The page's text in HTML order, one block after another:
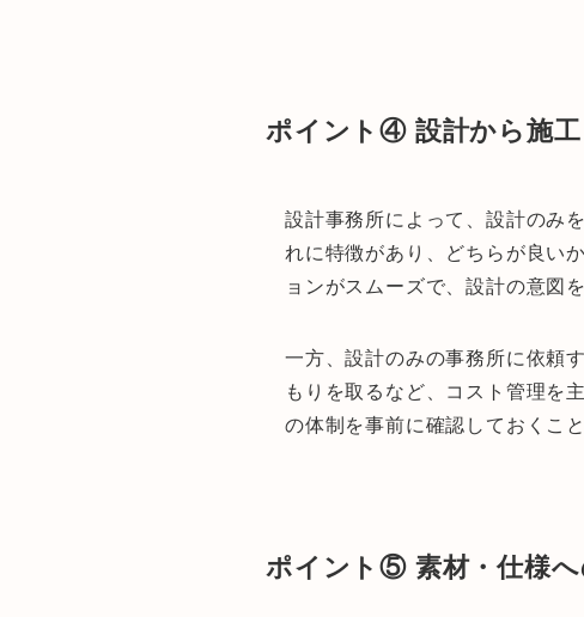
ポイント④ 設計から施
設計事務所によって、設計のみ
れに特徴があり、どちらが良い
ョンがスムーズで、設計の意図
一方、設計のみの事務所に依頼
もりを取るなど、コスト管理を
の体制を事前に確認しておくこ
ポイント⑤ 素材・仕様